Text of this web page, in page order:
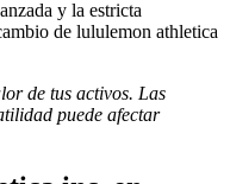
y la estricta
de lululemon athletica
de tus activos. Las
puede afectar